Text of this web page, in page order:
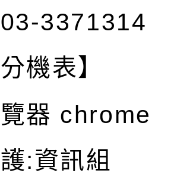
3371314
機表】
器 chrome
:資訊組